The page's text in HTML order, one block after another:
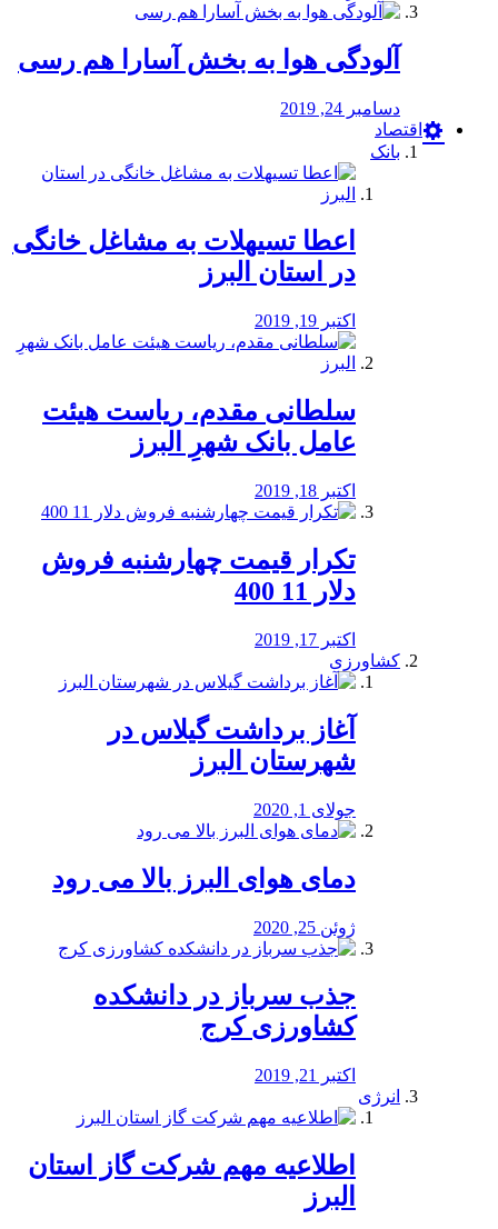
آلودگی هوا به بخش آسارا هم رسی
دسامبر 24, 2019
اقتصاد
بانک
️اعطا تسیهلات به مشاغل خانگی
در استان البرز
اکتبر 19, 2019
سلطانی مقدم، ریاست هیئت
عامل بانک شهرِ البرز
اکتبر 18, 2019
تکرار قیمت چهارشنبه فروش
دلار 11 400
اکتبر 17, 2019
کشاورزی
آغاز برداشت گیلاس در
شهرستان البرز
جولای 1, 2020
دمای هوای البرز بالا می رود
ژوئن 25, 2020
جذب سرباز در دانشکده
کشاورزی کرج
اکتبر 21, 2019
انرژی
️اطلاعیه مهم شرکت گاز استان
البرز